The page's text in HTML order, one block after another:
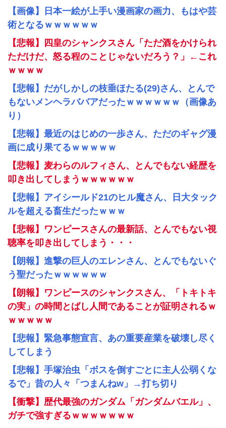
【画像】日本一絵が上手い漫画家の画力、もはや芸
術となるｗｗｗｗｗｗ
【悲報】四皇のシャンクスさん「ただ酒をかけられ
ただけだ、怒る程のことじゃないだろう？」←これ
ｗｗｗｗ
【悲報】だがしかしの枝垂ほたる(29)さん、とんで
もないメンヘラババアだったｗｗｗｗｗｗ（画像あ
り）
【悲報】最近のはじめの一歩さん、ただのギャグ漫
画に成り果てるｗｗｗｗｗ
【悲報】麦わらのルフィさん、とんでもない経歴を
叩き出してしまうｗｗｗｗｗｗ
【悲報】アイシールド21のヒル魔さん、日大タック
ルを超える畜生だったｗｗｗ
【悲報】ワンピースさんの最新話、とんでもない視
聴率を叩き出してしまう・・・
【朗報】進撃の巨人のエレンさん、とんでもないぐ
う聖だったｗｗｗｗｗｗ
【朗報】ワンピースのシャンクスさん、「トキトキ
の実」の時間とばし人間であることが証明されるｗ
ｗｗｗｗｗ
【悲報】緊急事態宣言、あの重要産業を破壊し尽く
してしまう
【悲報】手塚治虫「ボスを倒すごとに主人公弱くな
るで」昔の人々「つまんねw」→打ち切り
【衝撃】歴代最強のガンダム「ガンダムバエル」、
ガチで強すぎるｗｗｗｗｗｗｗ